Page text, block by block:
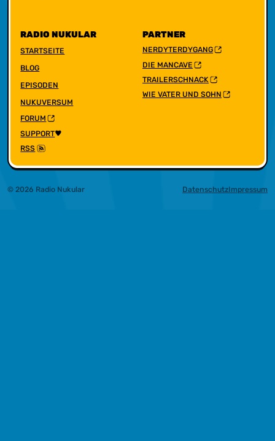
RADIO NUKULAR
STARTSEITE
BLOG
EPISODEN
NUKUVERSUM
FORUM
SUPPORT
RSS
PARTNER
NERDYTERDYGANG
DIE MANCAVE
TRAILERSCHNACK
WIE VATER UND SOHN
© 2026 Radio Nukular DatenschutzImpressum